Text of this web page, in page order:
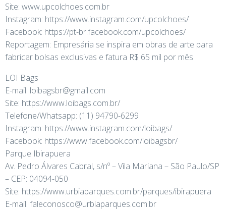
Site: www.upcolchoes.com.br
Instagram: https://www.instagram.com/upcolchoes/
Facebook: https://pt-br.facebook.com/upcolchoes/
Reportagem: Empresária se inspira em obras de arte para
fabricar bolsas exclusivas e fatura R$ 65 mil por mês
LOI Bags
E-mail: loibagsbr@gmail.com
Site: https://www.loibags.com.br/
Telefone/Whatsapp: (11) 94790-6299
Instagram: https://www.instagram.com/loibags/
Facebook: https://www.facebook.com/loibagsbr/
Parque Ibirapuera
Av. Pedro Álvares Cabral, s/nº – Vila Mariana – São Paulo/SP
– CEP: 04094-050
Site: https://www.urbiaparques.com.br/parques/ibirapuera
E-mail: faleconosco@urbiaparques.com.br